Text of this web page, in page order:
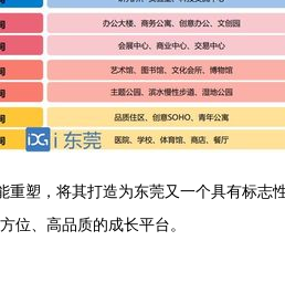
塑，将其打造为东莞又一个具有标志
位、高品质的成长平台。